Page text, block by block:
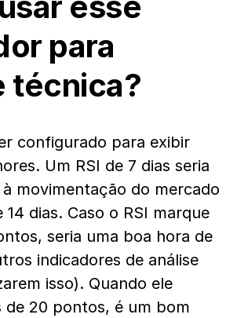
para
técnica?
configurado para exibir
Um RSI de 7 dias seria
à movimentação do mercado
14 dias. Caso o RSI marque
seria uma boa hora de
indicadores de análise
isso). Quando ele
de 20 pontos, é um bom